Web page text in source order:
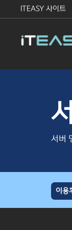
ITEASY 사이트
서버
이용